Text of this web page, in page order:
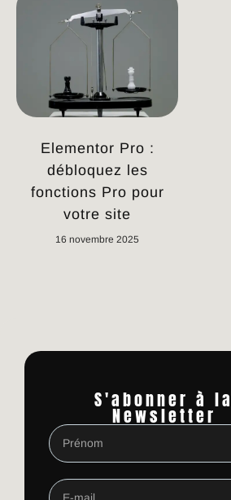
Elementor Pro :
débloquez les
fonctions Pro pour
votre site
16 novembre 2025
S'abonner à la
Newsletter